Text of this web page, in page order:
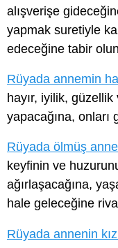
alışverişe
yapmak suretiyle
edeceğine tabir
Rüyada annemin
hayır, iyilik,
yapacağına, onları
Rüyada ölmüş
keyfinin ve
ağırlaşacağına,
hale geleceğine
Rüyada annenin